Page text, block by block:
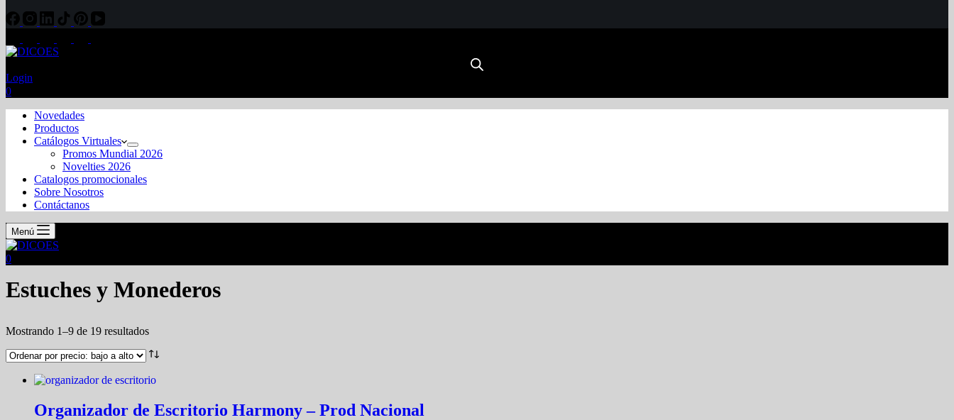
Login
0
Novedades
Productos
Catálogos Virtuales
Promos Mundial 2026
Novelties 2026
Catalogos promocionales
Sobre Nosotros
Contáctanos
Menú
0
Estuches y Monederos
Mostrando 1–9 de 19 resultados
Organizador de Escritorio Harmony – Prod Nacional